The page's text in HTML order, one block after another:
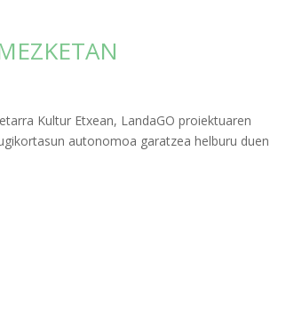
Kultur Etxean, LandaGO proiektuaren
autonomoa garatzea helburu duen